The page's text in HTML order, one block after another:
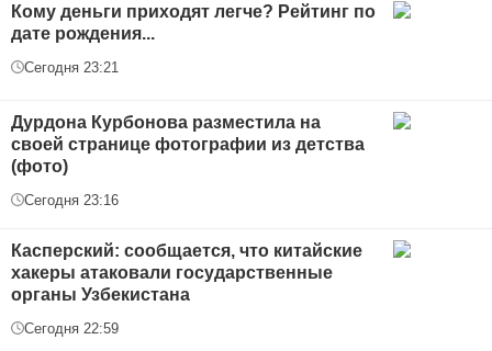
Кому деньги приходят легче? Рейтинг по
дате рождения...
Сегодня 23:21
Дурдона Курбонова разместила на
своей странице фотографии из детства
(фото)
Сегодня 23:16
Касперский: сообщается, что китайские
хакеры атаковали государственные
органы Узбекистана
Сегодня 22:59